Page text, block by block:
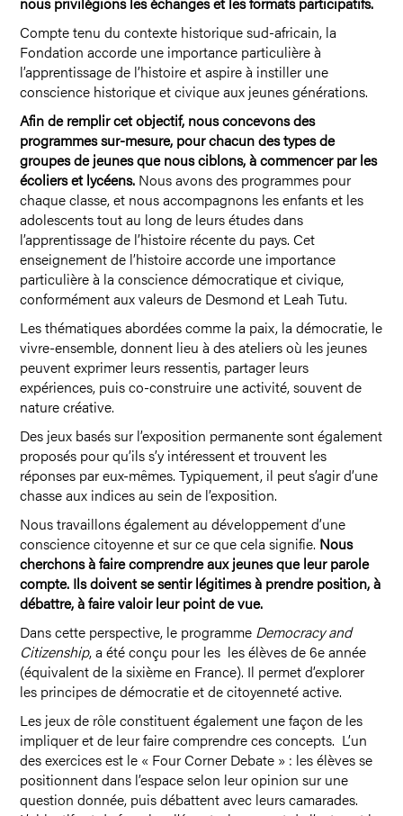
Compte tenu du contexte historique sud-africain, la
Fondation accorde une importance particulière à
l’apprentissage de l’histoire et aspire à instiller une
conscience historique et civique aux jeunes générations.
Afin de remplir cet objectif, nous concevons des
programmes sur-mesure, pour chacun des types de
groupes de jeunes que nous ciblons, à commencer par les
écoliers et lycéens. Nous avons des programmes pour
chaque classe, et nous accompagnons les enfants et les
adolescents tout au long de leurs études dans
l’apprentissage de l’histoire récente du pays. Cet
enseignement de l’histoire accorde une importance
particulière à la conscience démocratique et civique,
conformément aux valeurs de Desmond et Leah Tutu.
Les thématiques abordées comme la paix, la démocratie, le
vivre-ensemble, donnent lieu à des ateliers où les jeunes
peuvent exprimer leurs ressentis, partager leurs
expériences, puis co-construire une activité, souvent de
nature créative.
Des jeux basés sur l’exposition permanente sont également
proposés pour qu’ils s’y intéressent et trouvent les
réponses par eux-mêmes. Typiquement, il peut s’agir d’une
chasse aux indices au sein de l’exposition.
Nous travaillons également au développement d’une
conscience citoyenne et sur ce que cela signifie. Nous
cherchons à faire comprendre aux jeunes que leur parole
compte. Ils doivent se sentir légitimes à prendre position, à
débattre, à faire valoir leur point de vue.
Dans cette perspective, le programme Democracy and
Citizenship, a été conçu pour les les élèves de 6e année
(équivalent de la sixième en France). Il permet d’explorer
les principes de démocratie et de citoyenneté active.
Les jeux de rôle constituent également une façon de les
impliquer et de leur faire comprendre ces concepts. L’un
des exercices est le « Four Corner Debate » : les élèves se
positionnent dans l’espace selon leur opinion sur une
question donnée, puis débattent avec leurs camarades.